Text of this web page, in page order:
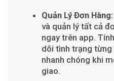
Quản Lý Đơn Hàng:
và quản lý tất cả
ngay trên app.
dõi tình trạng từng
nhanh chóng khi
giao.